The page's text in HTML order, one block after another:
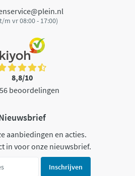
m vr 08:00 - 17:00)
8,8/10
beoordelingen
aanbiedingen en acties.
in voor onze nieuwsbrief.
Inschrijven